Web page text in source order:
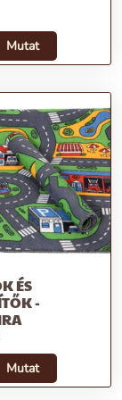
Mutat
ÉS
-
Mutat